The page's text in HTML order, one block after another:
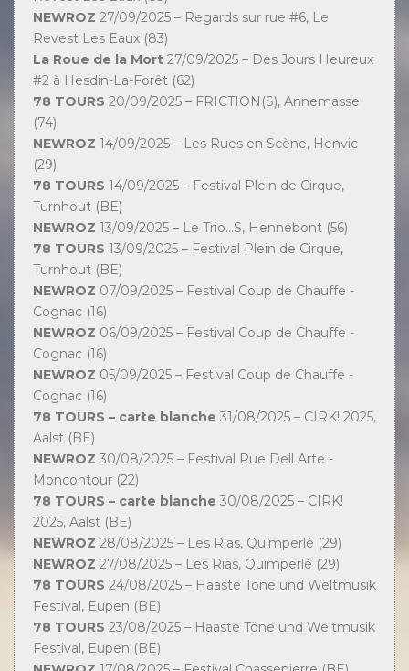
NEWROZ 27/09/2025 – Regards sur rue #6, Le
Revest Les Eaux (83)
La Roue de la Mort 27/09/2025 – Des Jours Heureux
#2 à Hesdin-La-Forêt (62)
78 TOURS 20/09/2025 – FRICTION(S), Annemasse
(74)
NEWROZ 14/09/2025 – Les Rues en Scène, Henvic
(29)
78 TOURS 14/09/2025 – Festival Plein de Cirque,
Turnhout (BE)
NEWROZ 13/09/2025 – Le Trio...S, Hennebont (56)
78 TOURS 13/09/2025 – Festival Plein de Cirque,
Turnhout (BE)
NEWROZ 07/09/2025 – Festival Coup de Chauffe -
Cognac (16)
NEWROZ 06/09/2025 – Festival Coup de Chauffe -
Cognac (16)
NEWROZ 05/09/2025 – Festival Coup de Chauffe -
Cognac (16)
78 TOURS – carte blanche 31/08/2025 – CIRK! 2025,
Aalst (BE)
NEWROZ 30/08/2025 – Festival Rue Dell Arte -
Moncontour (22)
78 TOURS – carte blanche 30/08/2025 – CIRK!
2025, Aalst (BE)
NEWROZ 28/08/2025 – Les Rias, Quimperlé (29)
NEWROZ 27/08/2025 – Les Rias, Quimperlé (29)
78 TOURS 24/08/2025 – Haaste Töne und Weltmusik
Festival, Eupen (BE)
78 TOURS 23/08/2025 – Haaste Töne und Weltmusik
Festival, Eupen (BE)